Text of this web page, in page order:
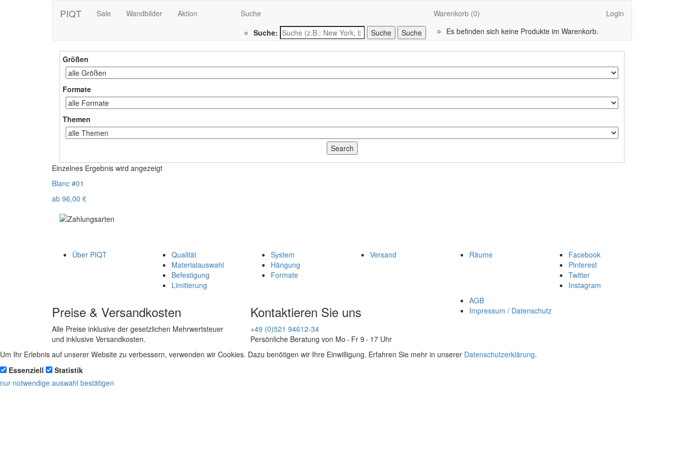
PIQT Sale Wandbilder Aktion
Suche
Suche:
Suche
Warenkorb (0)
Es befinden sich keine Produkte im Warenkorb.
Login
Größen
Formate
Themen
Einzelnes Ergebnis wird angezeigt
Blanc #01
ab 96,00 €
Über PIQT
Qualität
Materialauswahl
Befestigung
Limitierung
System
Hängung
Formate
Versand Räume
Facebook
Pinterest
Twitter
Instagram
Preise & Versandkosten
Alle Preise inklusive der gesetzlichen Mehrwertsteuer
und inklusive Versandkosten.
Kontaktieren Sie uns
+49 (0)521 94612-34
Persönliche Beratung von Mo - Fr 9 - 17 Uhr
AGB
Impressum / Datenschutz
Um Ihr Erlebnis auf unserer Website zu verbessern, verwenden wir Cookies. Dazu benötigen wir Ihre Einwilligung. Erfahren Sie mehr in unserer Datenschutzerklärung.
Essenziell
Statistik
nur notwendige auswahl bestätigen